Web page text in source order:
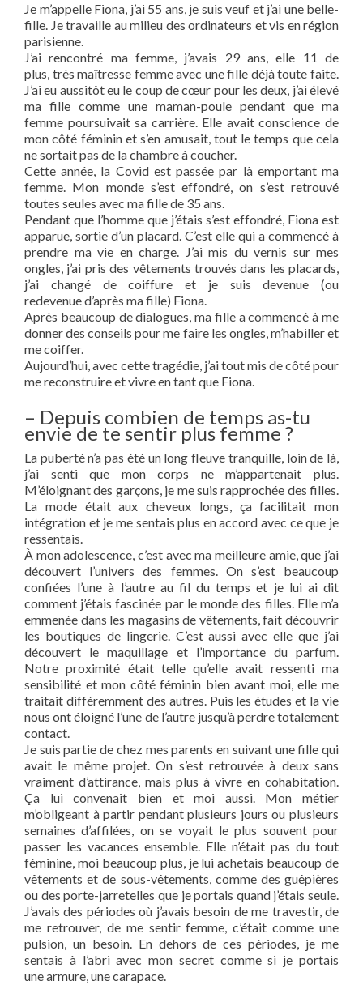
Je m’appelle Fiona, j’ai 55 ans, je suis veuf et j’ai une belle-
fille. Je travaille au milieu des ordinateurs et vis en région
parisienne.
J’ai rencontré ma femme, j’avais 29 ans, elle 11 de
plus, très maîtresse femme avec une fille déjà toute faite.
J’ai eu aussitôt eu le coup de cœur pour les deux, j’ai élevé
ma fille comme une maman-poule pendant que ma
femme poursuivait sa carrière. Elle avait conscience de
mon côté féminin et s’en amusait, tout le temps que cela
ne sortait pas de la chambre à coucher.
Cette année, la Covid est passée par là emportant ma
femme. Mon monde s’est effondré, on s’est retrouvé
toutes seules avec ma fille de 35 ans.
Pendant que l’homme que j’étais s’est effondré, Fiona est
apparue, sortie d’un placard. C’est elle qui a commencé à
prendre ma vie en charge. J’ai mis du vernis sur mes
ongles, j’ai pris des vêtements trouvés dans les placards,
j’ai changé de coiffure et je suis devenue (ou
redevenue d’après ma fille) Fiona.
Après beaucoup de dialogues, ma fille a commencé à me
donner des conseils pour me faire les ongles, m’habiller et
me coiffer.
Aujourd’hui, avec cette tragédie, j’ai tout mis de côté pour
me reconstruire et vivre en tant que Fiona.
– Depuis combien de temps as-tu
envie de te sentir plus femme ?
La puberté n’a pas été un long fleuve tranquille, loin de là,
j’ai senti que mon corps ne m’appartenait plus.
M’éloignant des garçons, je me suis rapprochée des filles.
La mode était aux cheveux longs, ça facilitait mon
intégration et je me sentais plus en accord avec ce que je
ressentais.
À mon adolescence, c’est avec ma meilleure amie, que j’ai
découvert l’univers des femmes. On s’est beaucoup
confiées l’une à l’autre au fil du temps et je lui ai dit
comment j’étais fascinée par le monde des filles. Elle m’a
emmenée dans les magasins de vêtements, fait découvrir
les boutiques de lingerie. C’est aussi avec elle que j’ai
découvert le maquillage et l’importance du parfum.
Notre proximité était telle qu’elle avait ressenti ma
sensibilité et mon côté féminin bien avant moi, elle me
traitait différemment des autres. Puis les études et la vie
nous ont éloigné l’une de l’autre jusqu’à perdre totalement
contact.
Je suis partie de chez mes parents en suivant une fille qui
avait le même projet. On s’est retrouvée à deux sans
vraiment d’attirance, mais plus à vivre en cohabitation.
Ça lui convenait bien et moi aussi. Mon métier
m’obligeant à partir pendant plusieurs jours ou plusieurs
semaines d’affilées, on se voyait le plus souvent pour
passer les vacances ensemble. Elle n’était pas du tout
féminine, moi beaucoup plus, je lui achetais beaucoup de
vêtements et de sous-vêtements, comme des guêpières
ou des porte-jarretelles que je portais quand j’étais seule.
J’avais des périodes où j’avais besoin de me travestir, de
me retrouver, de me sentir femme, c’était comme une
pulsion, un besoin. En dehors de ces périodes, je me
sentais à l’abri avec mon secret comme si je portais
une armure, une carapace.